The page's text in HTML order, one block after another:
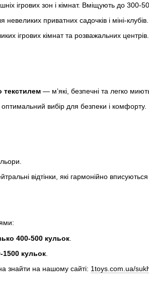
ігрових зон і кімнат. Вміщують до 300-
приватних садочків і міні-
ігрових кімнат та розважальних
текстилем — м’які, безпечні та легко
вибір для безпеки і комфорту.
відтінки, які гармонійно вписуються
400-500 кульок
1500 кульок
знайти на нашому сайті: 1toys.com.ua/